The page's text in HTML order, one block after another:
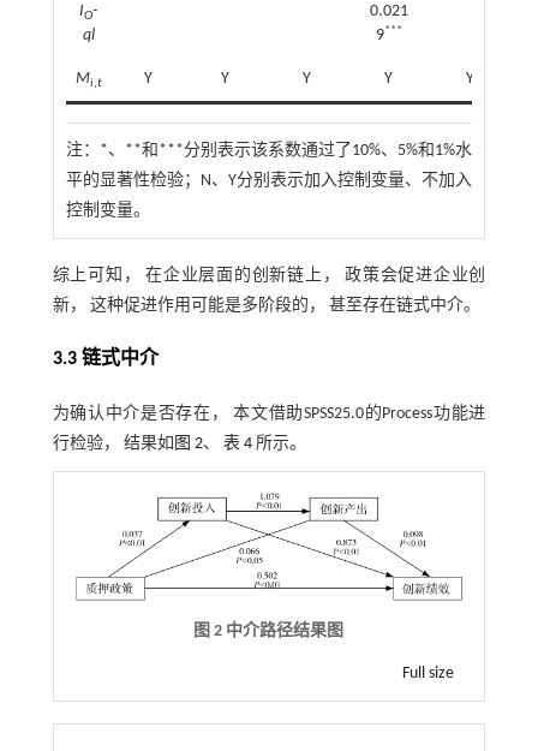
IO-
ql
0.021
9***
Mi,t Y Y Y Y Y
注： *、**和***分别表示该系数通过了10%、5%和1%水
平的显著性检验；N、Y分别表示加入控制变量、不加入
控制变量。
综上可知， 在企业层面的创新链上， 政策会促进企业创
新， 这种促进作用可能是多阶段的， 甚至存在链式中介。
3.3 链式中介
为确认中介是否存在， 本文借助SPSS25.0的Process功能进
行检验， 结果如 图 2、 表 4所示。
图 2 中介路径结果图
Full size